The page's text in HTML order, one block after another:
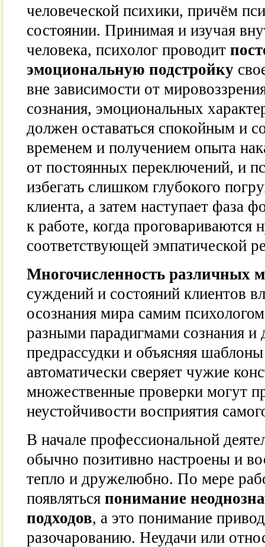
человеческой психики, причём
состоянии. Принимая и изучая
человека, психолог проводит
эмоциональную подстройку
вне зависимости от
сознания, эмоциональных
должен оставаться спокойным и
временем и получением опыта
от постоянных переключений, и
избегать слишком глубокого
клиента, а затем наступает фаза
к работе, когда проговариваются
соответствующей эмпатической
Многочисленность различных
суждений и состояний клиентов
осознания мира самим
разными парадигмами сознания и
предрассудки и объясняя
автоматически сверяет чужие
множественные проверки могут
неустойчивости восприятия
В начале профессиональной
обычно позитивно настроены и
тепло и дружелюбно. По мере
появляться понимание
подходов, а это понимание
разочарованию. Неудачи или